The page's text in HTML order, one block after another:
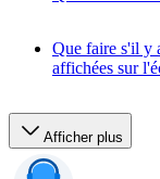
Que faire s'il y
affichées sur
Afficher plus